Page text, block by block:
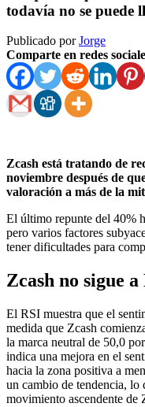
todavía no se puede
Publicado porJorge
Comparte en redes
Zcash está tratando de
noviembre después de
valoración a más de la
El último repunte del 40%
pero varios factores
tener dificultades para
Zcash no sigue
El RSI muestra que el
medida que Zcash
la marca neutral de 50,0
indica una mejora en el
hacia la zona positiva a
un cambio de tendencia, lo
movimiento ascendente de